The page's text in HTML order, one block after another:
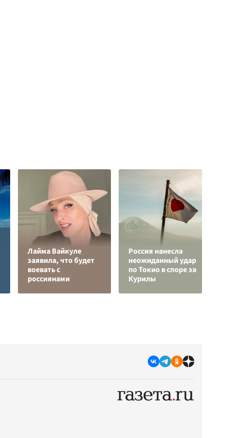
Лайма Вайкуле
заявила, что будет
воевать с
россиянами
Россия нанесла
неожиданный удар
по Токио в споре за
Курилы